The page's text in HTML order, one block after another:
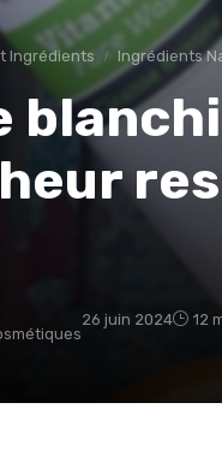
Ingrédients Ingrédients
26 juin 2024 12